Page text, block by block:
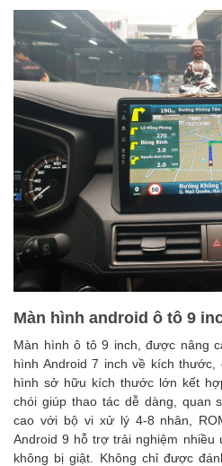
Màn hình android ô tô 9
Màn hình ô tô 9 inch, được nâng
hình Android 7 inch về kích
hình sở hữu kích thước lớn kết
chói giúp thao tác dễ dàng, quan
cao với bộ vi xử lý 4-8 nhân,
Android 9 hỗ trợ trải nghiệm nhiều
không bị giật. Không chỉ được